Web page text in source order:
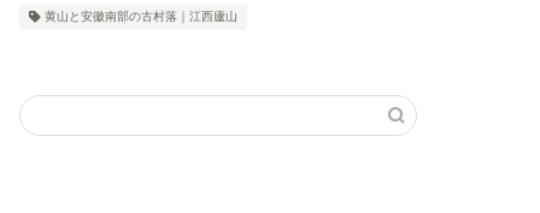
黄山と安徽南部の古村落｜江西廬山